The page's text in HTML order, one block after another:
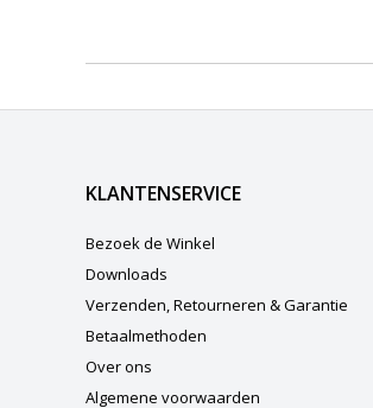
KLANTENSERVICE
Bezoek de Winkel
Downloads
Verzenden, Retourneren & Garantie
Betaalmethoden
Over ons
Algemene voorwaarden